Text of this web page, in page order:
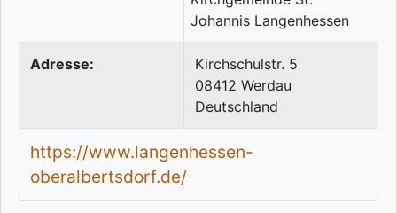
Adresse:
Kirchschulstr. 5
08412 Werdau
Deutschland
https://www.langenhessen-
oberalbertsdorf.de/